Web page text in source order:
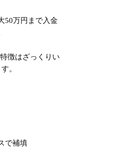
50万円まで入金
徴はざっくりい
。
で補填